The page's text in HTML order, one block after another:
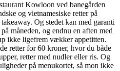
Kowloon ved banegården
og vietnamesiske retter på
Og stedet kan med garanti
måneden, og endnu en aften med
ikke ligefrem vækker appetitten.
retter for 60 kroner, hvor du både
retter med nudler eller ris. Og
på menukortet, så mon ikke